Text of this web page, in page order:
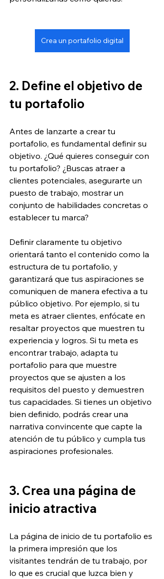
Crea un portafolio digital
2. Define el objetivo de
tu portafolio
Antes de lanzarte a crear tu
portafolio, es fundamental definir su
objetivo. ¿Qué quieres conseguir con
tu portafolio? ¿Buscas atraer a
clientes potenciales, asegurarte un
puesto de trabajo, mostrar un
conjunto de habilidades concretas o
establecer tu marca?
Definir claramente tu objetivo
orientará tanto el contenido como la
estructura de tu portafolio, y
garantizará que tus aspiraciones se
comuniquen de manera efectiva a tu
público objetivo. Por ejemplo, si tu
meta es atraer clientes, enfócate en
resaltar proyectos que muestren tu
experiencia y logros. Si tu meta es
encontrar trabajo, adapta tu
portafolio para que muestre
proyectos que se ajusten a los
requisitos del puesto y demuestren
tus capacidades. Si tienes un objetivo
bien definido, podrás crear una
narrativa convincente que capte la
atención de tu público y cumpla tus
aspiraciones profesionales.
3. Crea una página de
inicio atractiva
La página de inicio de tu portafolio es
la primera impresión que los
visitantes tendrán de tu trabajo, por
lo que es crucial que luzca bien y